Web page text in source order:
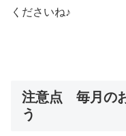
くださいね♪
注意点 毎月の
う